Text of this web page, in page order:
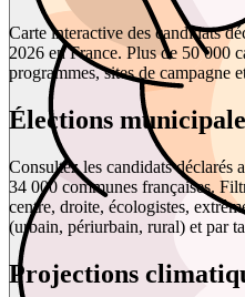
Carte interactive des candidats
2026 en France. Plus de 50 000
programmes, sites de campagne
Élections
Consultez les candidats déclarés
34 000 communes françaises.
centre, droite, écologistes,
(urbain, périurbain, rural) et par
Projections